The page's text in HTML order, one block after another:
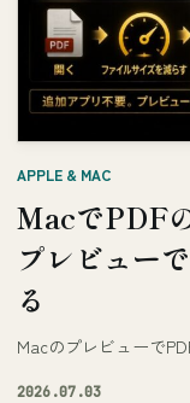
APPLE & MAC
MacでPDF
プレビュー
る
Macのプレビューで
2026.07.03